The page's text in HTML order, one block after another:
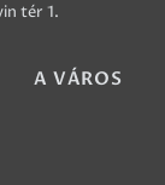
tér 1.
A VÁROS